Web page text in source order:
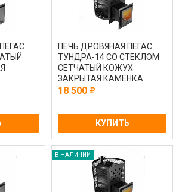
ПЕЧЬ ДРОВЯНАЯ ПЕГАС
ТУНДРА-14 СО СТЕКЛОМ
СЕТЧАТЫЙ КОЖУХ
ЗАКРЫТАЯ КАМЕНКА
18 500
КУПИТЬ
В НАЛИЧИИ